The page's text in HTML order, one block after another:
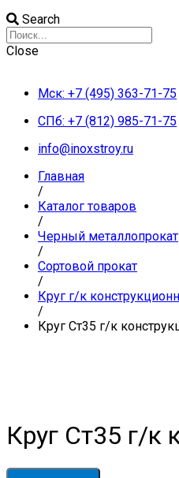
Search
Close
Мск: +7 (495) 363-71-75
СПб: +7 (812) 985-71-75
info@inoxstroy.ru
Главная
/
Каталог товаров
/
Черный металлопрокат
/
Сортовой прокат
/
Круг г/к
/
Круг Ст35 г/к
Круг Ст35 г/к